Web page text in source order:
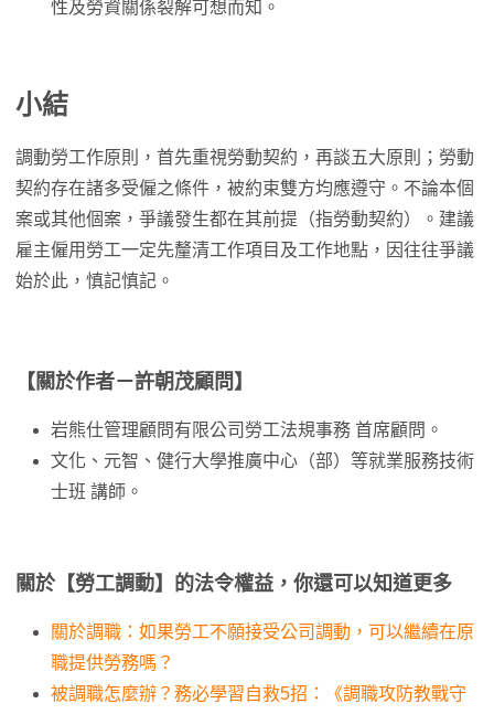
性及勞資關係裂解可想而知。
小結
調動勞工作原則，首先重視勞動契約，再談五大原則；勞動
契約存在諸多受僱之條件，被約束雙方均應遵守。不論本個
案或其他個案，爭議發生都在其前提（指勞動契約）。建議
雇主僱用勞工一定先釐清工作項目及工作地點，因往往爭議
始於此，慎記慎記。
【關於作者－許朝茂顧問】
岩熊仕管理顧問有限公司勞工法規事務 首席顧問。
文化、元智、健行大學推廣中心（部）等就業服務技術
士班 講師。
關於【勞工調動】的法令權益，你還可以知道更多
關於調職：如果勞工不願接受公司調動，可以繼續在原
職提供勞務嗎？
被調職怎麼辦？務必學習自救5招：《調職攻防教戰守